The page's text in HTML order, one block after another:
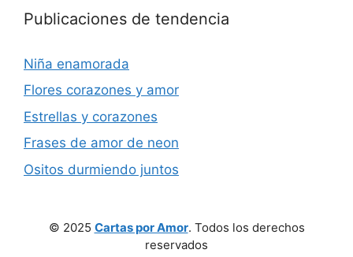
Publicaciones de tendencia
Niña enamorada
Flores corazones y amor
Estrellas y corazones
Frases de amor de neon
Ositos durmiendo juntos
© 2025 Cartas por Amor. Todos los derechos
reservados